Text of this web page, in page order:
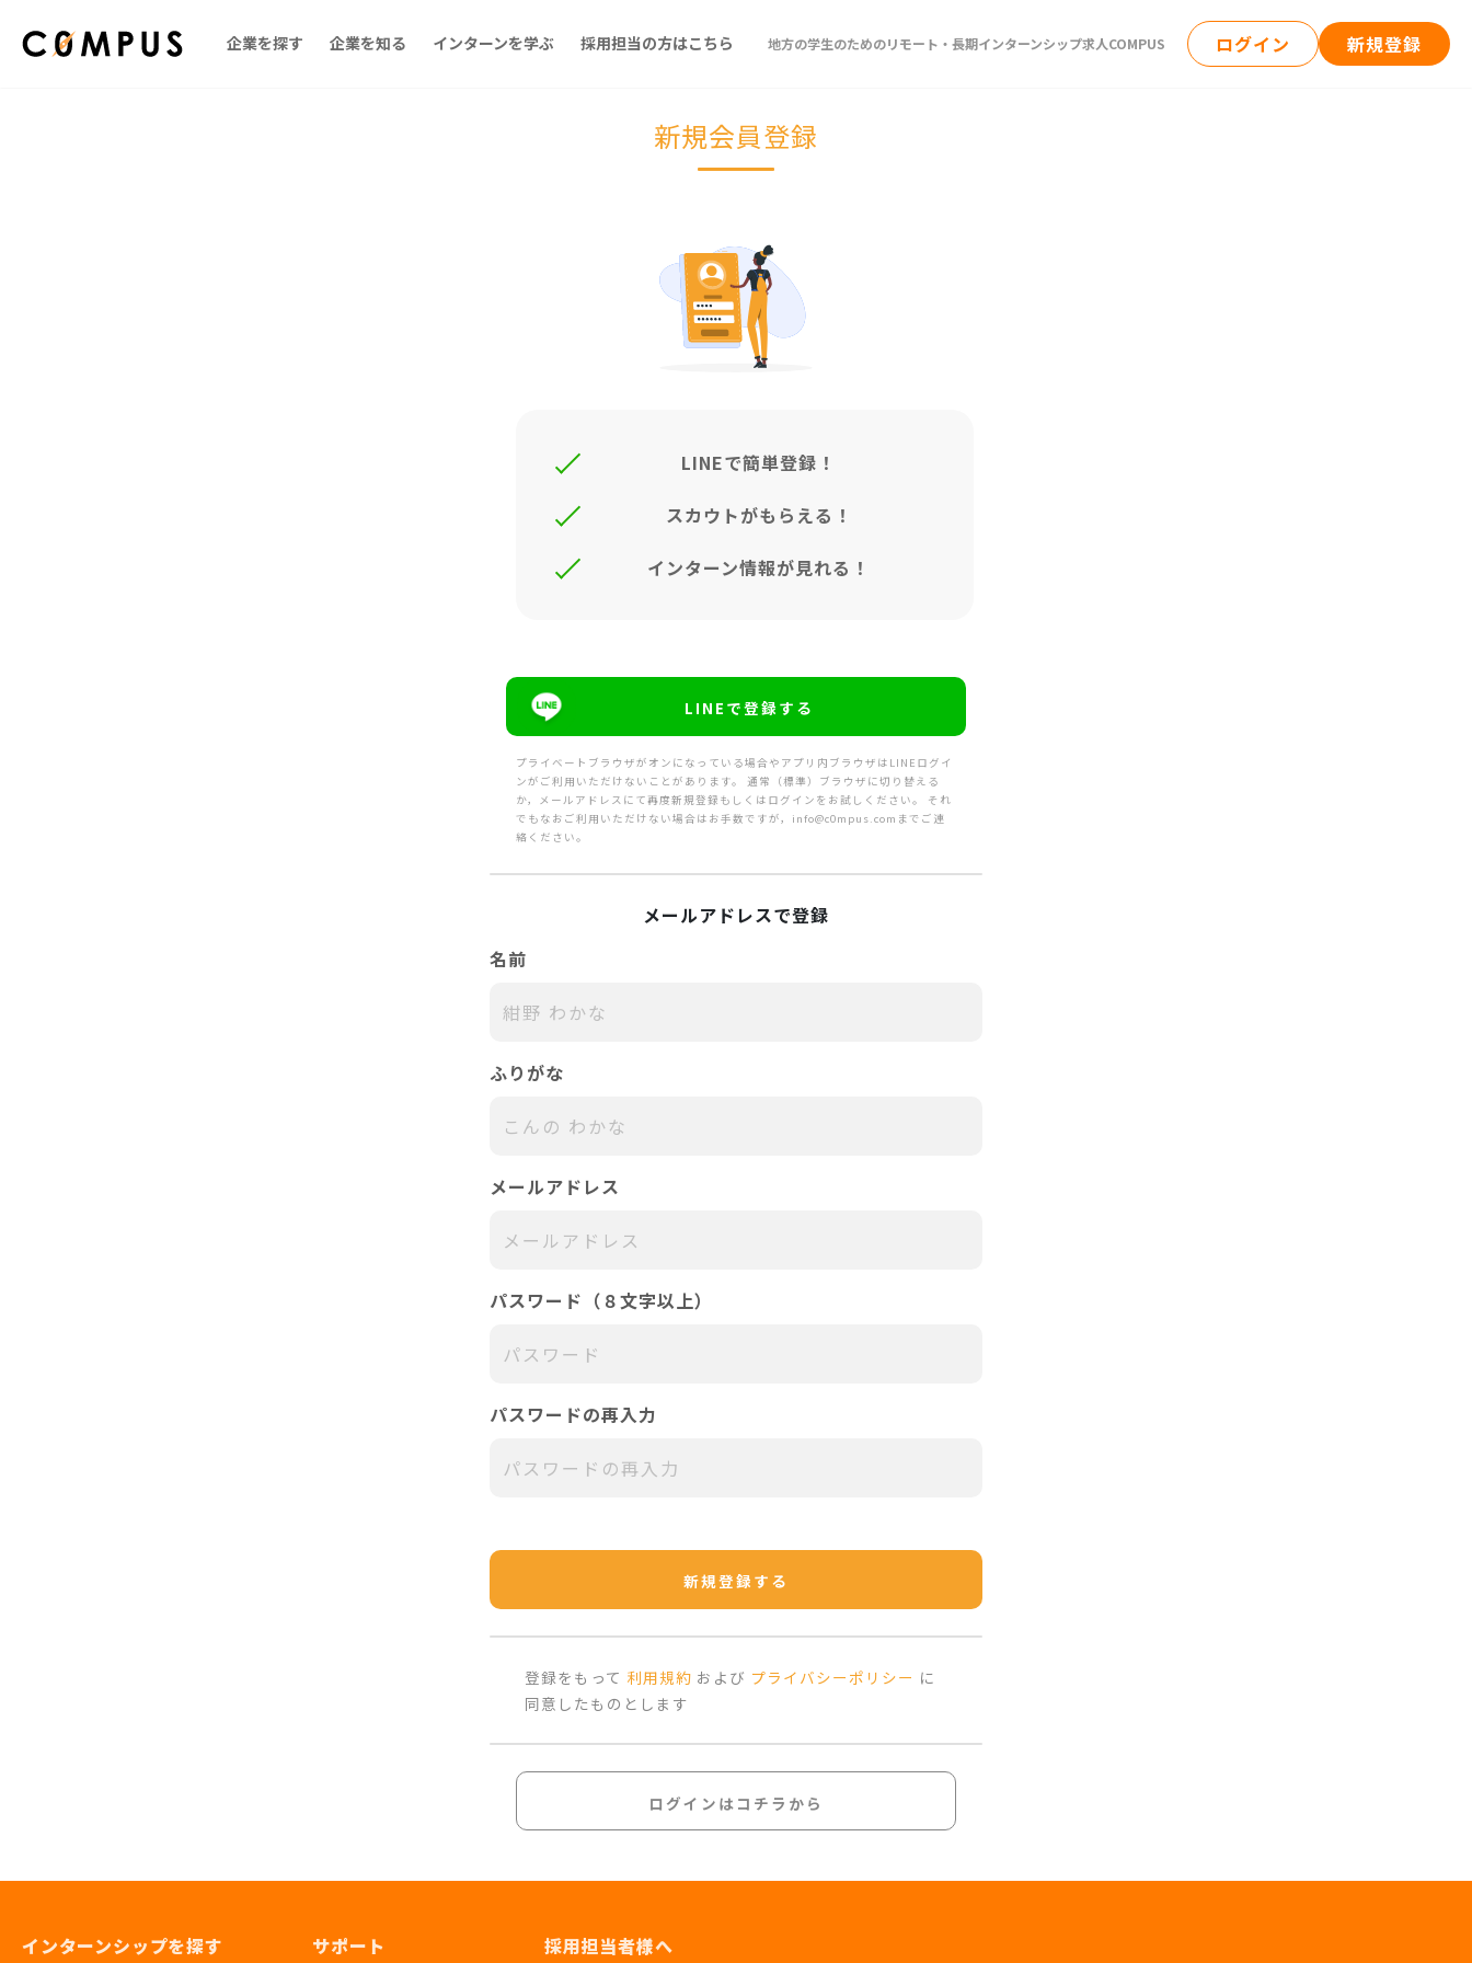
企業を探す 企業を知る インターンを学ぶ 採用担当の方はこちら 地方の学生のためのリモート・長期インターンシップ求人COMPUS ログイン 新規登録
新規会員登録
LINEで簡単登録！
スカウトがもらえる！
インターン情報が見れる！
LINEで登録する
プライベートブラウザがオンになっている場合やアプリ内ブラウザはLINEログイ
ンがご利用いただけないことがあります。 通常（標準）ブラウザに切り替える
か，メールアドレスにて再度新規登録もしくはログインをお試しください。 それ
でもなおご利用いただけない場合はお手数ですが，info@c0mpus.comまでご連
絡ください。
メールアドレスで登録
名前
ふりがな
メールアドレス
パスワード（８文字以上）
パスワードの再入力
新規登録する
登録をもって 利用規約 および プライバシーポリシー に
同意したものとします
ログインはコチラから
インターンシップを探す サポート 採用担当者様へ